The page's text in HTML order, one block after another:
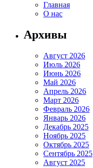
Главная
О нас
Архивы
Август 2026
Июль 2026
Июнь 2026
Май 2026
Апрель 2026
Март 2026
Февраль 2026
Январь 2026
Декабрь 2025
Ноябрь 2025
Октябрь 2025
Сентябрь 2025
Август 2025